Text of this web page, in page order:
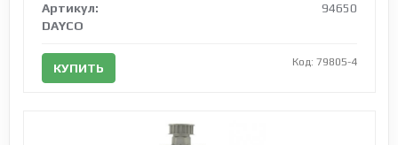
Артикул:
94650
DAYCO
КУПИТЬ Код: 79805-4